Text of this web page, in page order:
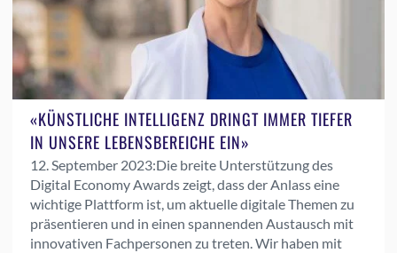
«KÜNSTLICHE INTELLIGENZ DRINGT IMMER TIEFER
IN UNSERE LEBENSBEREICHE EIN»
12. September 2023:Die breite Unterstützung des
Digital Economy Awards zeigt, dass der Anlass eine
wichtige Plattform ist, um aktuelle digitale Themen zu
präsentieren und in einen spannenden Austausch mit
innovativen Fachpersonen zu treten. Wir haben mit